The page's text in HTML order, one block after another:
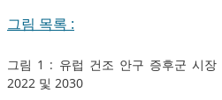
그림 목록 :
그림 1 : 유럽 건조 안구 증후군 시
2022 및 2030